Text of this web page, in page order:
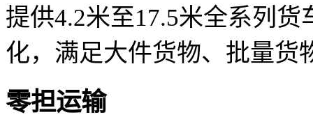
提供4.2米至17.5米全系列
化，满足大件货物、批量货
零担运输